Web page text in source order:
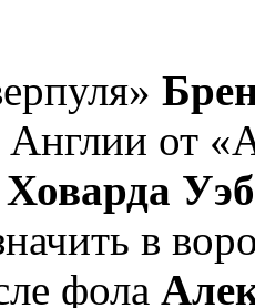
от
Ховарда
в
фола